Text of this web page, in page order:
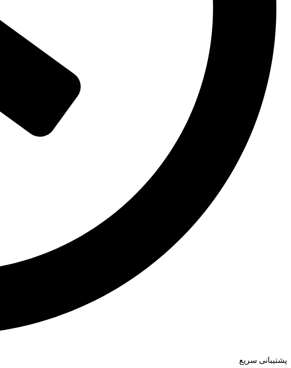
پشتیبانی سریع